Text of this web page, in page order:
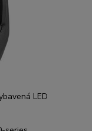
LED